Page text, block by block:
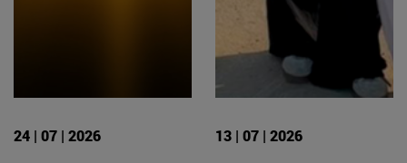
24 | 07 | 2026 13 | 07 | 2026